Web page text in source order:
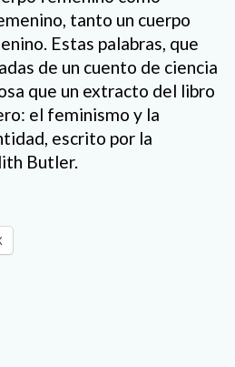
tanto un cuerpo
Estas palabras, que
de un cuento de ciencia
que un extracto del libro
el feminismo y la
escrito por la
Butler.